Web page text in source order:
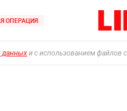
ОПЕРАЦИЯ
данныхи с использованием файлов